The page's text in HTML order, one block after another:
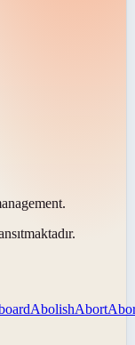
AbolishAbort